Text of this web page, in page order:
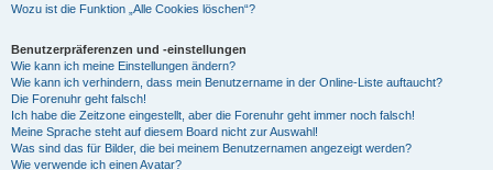
Wozu ist die Funktion „Alle Cookies löschen“?
Benutzerpräferenzen und -einstellungen
Wie kann ich meine Einstellungen ändern?
Wie kann ich verhindern, dass mein Benutzername in der Online-Liste auftaucht?
Die Forenuhr geht falsch!
Ich habe die Zeitzone eingestellt, aber die Forenuhr geht immer noch falsch!
Meine Sprache steht auf diesem Board nicht zur Auswahl!
Was sind das für Bilder, die bei meinem Benutzernamen angezeigt werden?
Wie verwende ich einen Avatar?